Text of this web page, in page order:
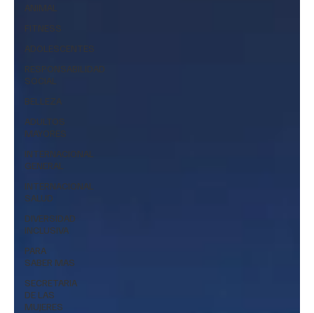
ANIMAL
FITNESS
ADOLESCENTES
RESPONSABILIDAD
SOCIAL
BELLEZA
ADULTOS
MAYORES
INTERNACIONAL
GENERAL
INTERNACIONAL
SALUD
DIVERSIDAD
INCLUSIVA
PARA
SABER MAS
SECRETARIA
DE LAS
MUJERES